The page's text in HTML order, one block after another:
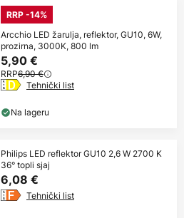
RRP -14%
Arcchio LED žarulja, reflektor, GU10, 6W,
prozirna, 3000K, 800 lm
5,90 €
RRP6,90 €
Tehnički list
Na lageru
Philips LED reflektor GU10 2,6 W 2700 K
36° topli sjaj
6,08 €
Tehnički list